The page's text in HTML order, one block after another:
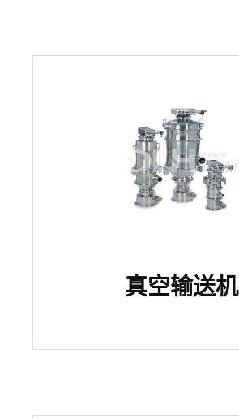
真空输送机